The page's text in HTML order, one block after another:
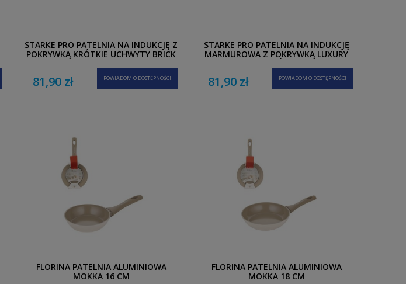
STARKE PRO PATELNIA NA INDUKCJĘ Z
POKRYWKĄ KRÓTKIE UCHWYTY BRICK
81,90 zł POWIADOM O DOSTĘPNOŚCI
STARKE PRO PATELNIA NA INDUKCJĘ
MARMUROWA Z POKRYWKĄ LUXURY
81,90 zł POWIADOM O DOSTĘPNOŚCI
FLORINA PATELNIA ALUMINIOWA
MOKKA 16 CM
FLORINA PATELNIA ALUMINIOWA
MOKKA 18 CM